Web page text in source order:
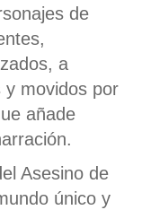
de
a
y movidos por
añade
Asesino de
único y